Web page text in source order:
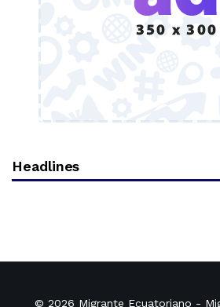
Headlines
© 2026 Migrante Ecuatoriano -